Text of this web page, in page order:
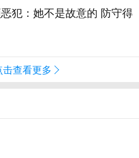
犯：她不是故意的 防守得
击查看更多